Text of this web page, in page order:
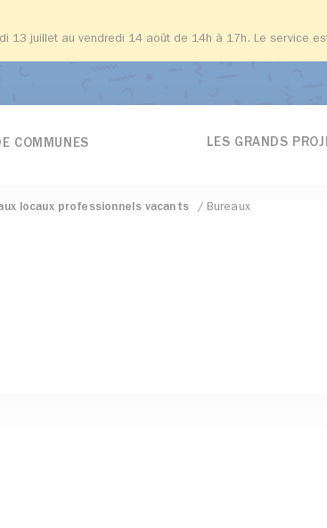
13 juillet au vendredi 14 août de 14h à 17h. Le service
COMMUNES LES GRANDS
locaux professionnels vacants Bureaux